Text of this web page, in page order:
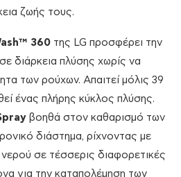
ζωής τους.
360 της LG προσφέρει την
διάρκεια πλύσης χωρίς να
των ρούχων. Απαιτεί μόλις 39
ένας πλήρης κύκλος πλύσης.
βοηθά στον καθαρισμό των
διάστημα, ρίχνοντας με
σε τέσσερις διαφορετικές
για την καταπολέμηση των